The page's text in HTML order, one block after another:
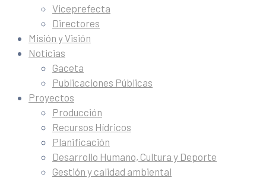
Viceprefecta
Directores
Misión y Visión
Noticias
Gaceta
Publicaciones Públicas
Proyectos
Producción
Recursos Hídricos
Planificación
Desarrollo Humano, Cultura y Deporte
Gestión y calidad ambiental